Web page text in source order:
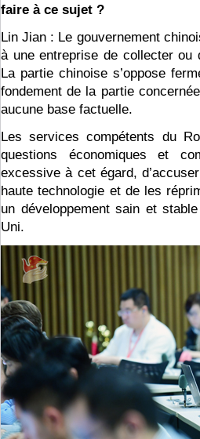
faire à ce sujet ?
Lin Jian : Le gouvernement
à une entreprise de collecter
La partie chinoise s’oppose
fondement de la partie
aucune base factuelle.
Les services compétents du
questions économiques et
excessive à cet égard,
haute technologie et de les
un développement sain et
Uni.